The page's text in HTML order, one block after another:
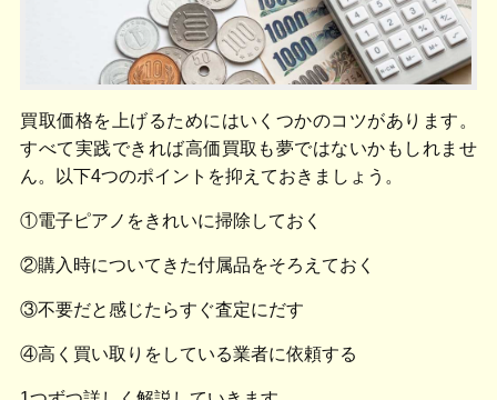
買取価格を上げるためにはいくつかのコツがあります。
すべて実践できれば高価買取も夢ではないかもしれませ
ん。以下4つのポイントを抑えておきましょう。
①電子ピアノをきれいに掃除しておく
②購入時についてきた付属品をそろえておく
③不要だと感じたらすぐ査定にだす
④高く買い取りをしている業者に依頼する